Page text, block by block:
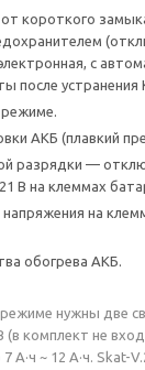
короткого
с
после устранения
АКБ (плавкий
разрядки —
В на клеммах
на
обогрева АКБ.
нужны две
(в комплект не
~ 12 А·ч. Skat-